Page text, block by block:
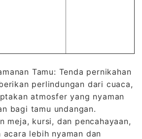
Tamu: Tenda pernikahan
perlindungan dari cuaca,
atmosfer yang nyaman
bagi tamu undangan.
meja, kursi, dan pencahayaan,
lebih nyaman dan